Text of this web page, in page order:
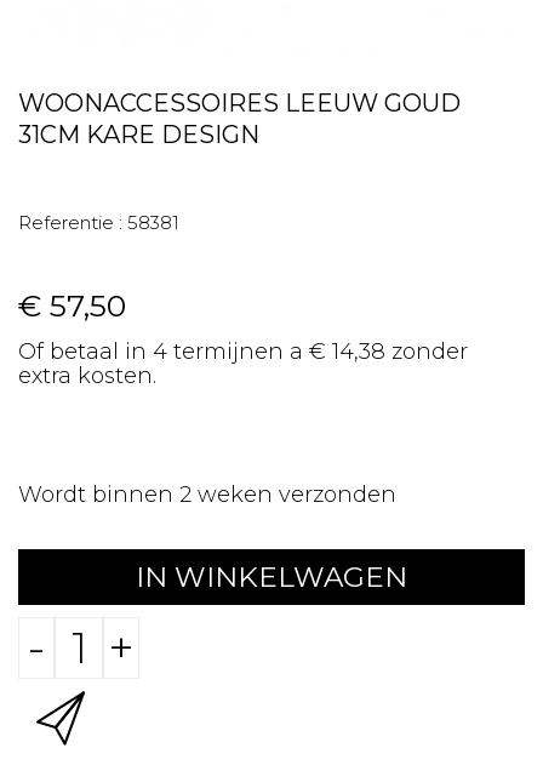
WOONACCESSOIRES LEEUW GOUD
31CM KARE DESIGN
Referentie : 58381
€ 57,50
Of betaal in 4 termijnen a € 14,38 zonder
extra kosten.
Wordt binnen 2 weken verzonden
IN WINKELWAGEN
- +